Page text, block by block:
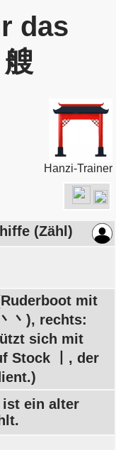
das
Hanzi-Trainer
(Zähl)
mit
丶), rechts:
sich mit
Stock 丨, der
ist ein alter